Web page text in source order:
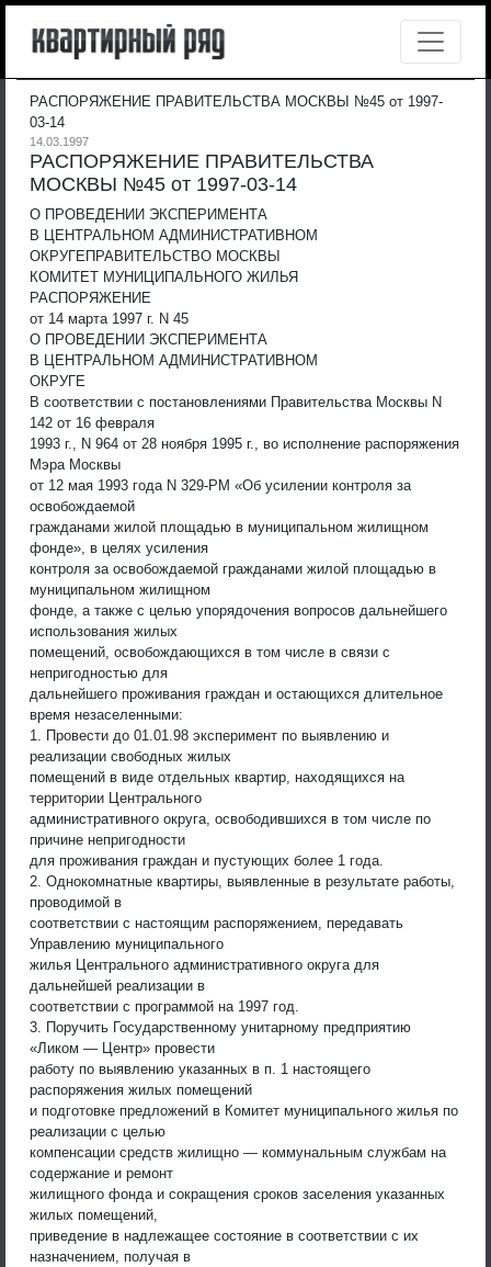
РАСПОРЯЖЕНИЕ ПРАВИТЕЛЬСТВА МОСКВЫ №45 от 1997-
03-14
14.03.1997
РАСПОРЯЖЕНИЕ ПРАВИТЕЛЬСТВА
МОСКВЫ №45 от 1997-03-14
О ПРОВЕДЕНИИ ЭКСПЕРИМЕНТА
В ЦЕНТРАЛЬНОМ АДМИНИСТРАТИВНОМ
ОКРУГЕПРАВИТЕЛЬСТВО МОСКВЫ
КОМИТЕТ МУНИЦИПАЛЬНОГО ЖИЛЬЯ
РАСПОРЯЖЕНИЕ
от 14 марта 1997 г. N 45
О ПРОВЕДЕНИИ ЭКСПЕРИМЕНТА
В ЦЕНТРАЛЬНОМ АДМИНИСТРАТИВНОМ
ОКРУГЕ
В соответствии с постановлениями Правительства Москвы N
142 от 16 февраля
1993 г., N 964 от 28 ноября 1995 г., во исполнение распоряжения
Мэра Москвы
от 12 мая 1993 года N 329-РМ «Об усилении контроля за
освобождаемой
гражданами жилой площадью в муниципальном жилищном
фонде», в целях усиления
контроля за освобождаемой гражданами жилой площадью в
муниципальном жилищном
фонде, а также с целью упорядочения вопросов дальнейшего
использования жилых
помещений, освобождающихся в том числе в связи с
непригодностью для
дальнейшего проживания граждан и остающихся длительное
время незаселенными:
1. Провести до 01.01.98 эксперимент по выявлению и
реализации свободных жилых
помещений в виде отдельных квартир, находящихся на
территории Центрального
административного округа, освободившихся в том числе по
причине непригодности
для проживания граждан и пустующих более 1 года.
2. Однокомнатные квартиры, выявленные в результате работы,
проводимой в
соответствии с настоящим распоряжением, передавать
Управлению муниципального
жилья Центрального административного округа для
дальнейшей реализации в
соответствии с программой на 1997 год.
3. Поручить Государственному унитарному предприятию
«Ликом — Центр» провести
работу по выявлению указанных в п. 1 настоящего
распоряжения жилых помещений
и подготовке предложений в Комитет муниципального жилья по
реализации с целью
компенсации средств жилищно — коммунальным службам на
содержание и ремонт
жилищного фонда и сокращения сроков заселения указанных
жилых помещений,
приведение в надлежащее состояние в соответствии с их
назначением, получая в